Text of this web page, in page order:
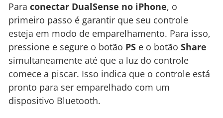
Para conectar DualSense no iPhone, o
primeiro passo é garantir que seu controle
esteja em modo de emparelhamento. Para isso,
pressione e segure o botão PS e o botão Share
simultaneamente até que a luz do controle
comece a piscar. Isso indica que o controle está
pronto para ser emparelhado com um
dispositivo Bluetooth.